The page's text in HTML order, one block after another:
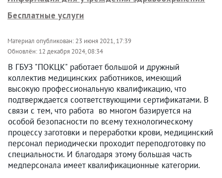
Бесплатные услуги
Материал опубликован: 23 июня 2021, 17:39
Обновлён: 12 декабря 2024, 08:34
В ГБУЗ "ПОКЦК" работает большой и дружный
коллектив медицинских работников, имеющий
высокую профессиональную квалификацию, что
подтверждается соответствующими сертификатами. В
связи с тем, что работа во многом базируется на
особой безопасности по всему технологическому
процессу заготовки и переработки крови, медицинский
персонал периодически проходит переподготовку по
специальности. И благодаря этому большая часть
медперсонала имеет квалификационные категории.